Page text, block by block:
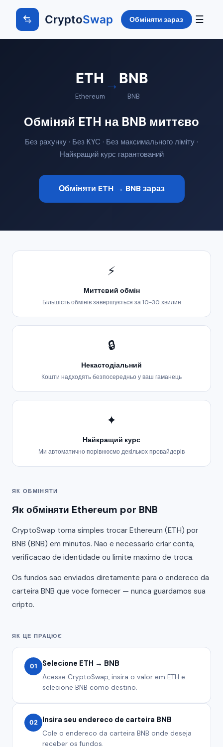
CryptoSwap Обміняти зараз ☰
ETH
Ethereum
→BNB
BNB
Обміняй ETH на BNB миттєво
Без рахунку · Без KYC · Без максимального ліміту ·
Найкращий курс гарантований
Обміняти ETH → BNB зараз
⚡
Миттєвий обмін
Більшість обмінів завершується за 10-30 хвилин
🔒
Некастодіальний
Кошти надходять безпосередньо у ваш гаманець
✦
Найкращий курс
Ми автоматично порівнюємо декількох провайдерів
ЯК ОБМІНЯТИ
Як обміняти Ethereum por BNB
CryptoSwap torna simples trocar Ethereum (ETH) por
BNB (BNB) em minutos. Nao e necessario criar conta,
verificacao de identidade ou limite maximo de troca.
Os fundos sao enviados diretamente para o endereco da
carteira BNB que voce fornecer — nunca guardamos sua
cripto.
ЯК ЦЕ ПРАЦЮЄ
01 Selecione ETH → BNB
Acesse CryptoSwap, insira o valor em ETH e
selecione BNB como destino.
02 Insira seu endereco de carteira BNB
Cole o endereco da carteira BNB onde deseja
receber os fundos.